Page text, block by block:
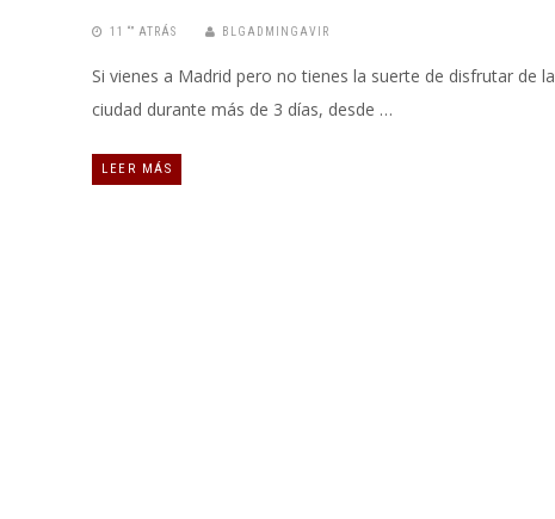
11 “” ATRÁS BLGADMINGAVIR
Si vienes a Madrid pero no tienes la suerte de disfrutar de la
ciudad durante más de 3 días, desde …
LEER MÁS